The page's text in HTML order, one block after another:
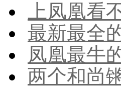
上凤凰看
最新最全
凤凰最牛
两个和尚